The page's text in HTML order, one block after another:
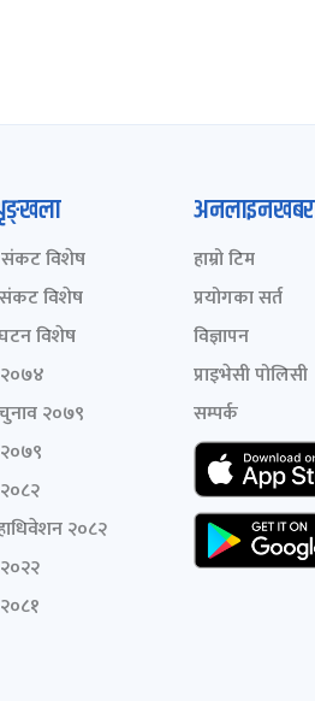
संकट विशेष
विशेष
विशेष
२०७४
२०७९
२०८२
अनलाइनखबर
हाम्रो टिम
प्रयोगका सर्त
विज्ञापन
प्राइभेसी पोलिसी
सम्पर्क